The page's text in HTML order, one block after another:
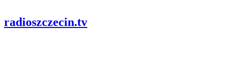
radioszczecin.tv